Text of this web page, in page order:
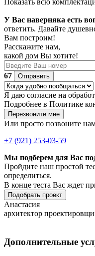
Показать всю
У Вас наверняка есть
ответить. Давайте
Вам построим!
Расскажите нам,
какой дом Вы хотите!
67
Отправить
Я даю согласие на
Подробнее в Политике
Перезвоните мне
Или просто позвоните
+7 (921) 253-03-59
Мы подберем для Вас
Пройдите наш простой
определиться.
В конце теста Вас ждет
Подобрать проект
Анастасия
архитектор
Дополнительные